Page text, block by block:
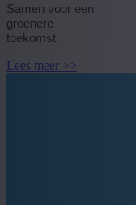
Samen voor een
groenere
toekomst.
Lees meer >>